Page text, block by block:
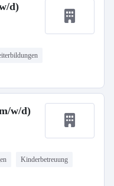
d)
w/d)
Kinderbetreuung